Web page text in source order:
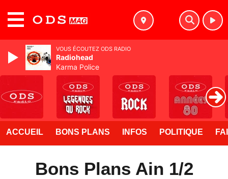
ACCUEIL BONS PLANS INFOS POLITIQUE
Bons Plans Ain 1/2
VOUS ÉCOUTEZ ODS RADIO
Radiohead
Karma Police